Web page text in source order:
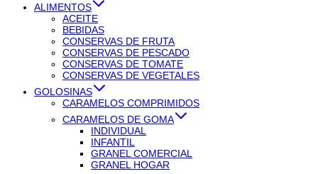
ALIMENTOS
ACEITE
BEBIDAS
CONSERVAS DE FRUTA
CONSERVAS DE PESCADO
CONSERVAS DE TOMATE
CONSERVAS DE VEGETALES
GOLOSINAS
CARAMELOS COMPRIMIDOS
CARAMELOS DE GOMA
INDIVIDUAL
INFANTIL
GRANEL COMERCIAL
GRANEL HOGAR